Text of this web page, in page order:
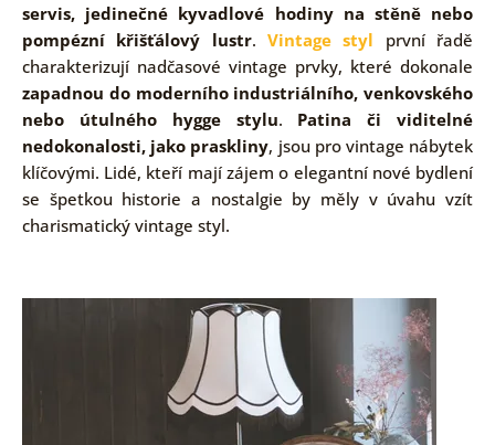
servis, jedinečné kyvadlové hodiny na stěně nebo
pompézní křišťálový lustr.Vintage styl první řadě
charakterizují nadčasové vintage prvky, které dokonale
zapadnou do moderního industriálního, venkovského
nebo útulného hygge stylu. Patina či viditelné
nedokonalosti, jako praskliny, jsou pro vintage nábytek
klíčovými. Lidé, kteří mají zájem o elegantní nové bydlení
se špetkou historie a nostalgie by měly v úvahu vzít
charismatický vintage styl.